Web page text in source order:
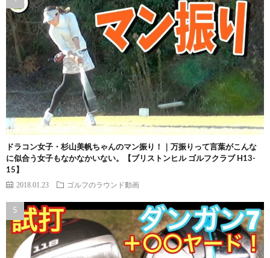
ドラコン女子・杉山美帆ちゃんのマン振り！｜万振りって言葉がこんな
に似合う女子もなかなかいない。【ブリストンヒル ゴルフクラブ H13-
15】
2018.01.23 ゴルフのラウンド動画